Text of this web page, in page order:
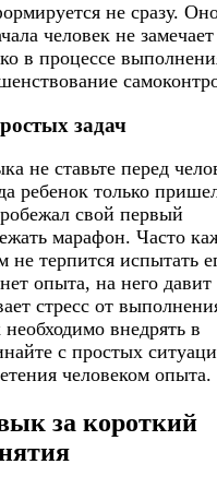
не сразу.
человек не замечает
в процессе
задач
не ставьте перед
ребенок только
свой первый
марафон. Часто
не терпится испытать
опыта, на него давит
стресс от
внедрять в
с простых
человеком опыта.
за короткий